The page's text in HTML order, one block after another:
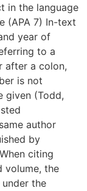
in the language
(APA 7) In-text
year of
to a
after a colon,
is not
given (Todd,
author
by
citing
volume, the
the